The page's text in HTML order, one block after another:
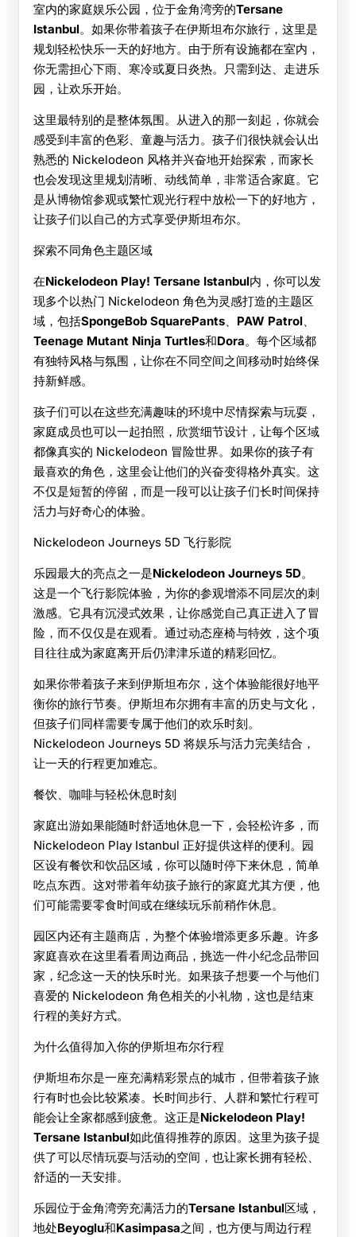
室内的家庭娱乐公园，位于金角湾旁的Tersane
Istanbul。如果你带着孩子在伊斯坦布尔旅行，这里是
规划轻松快乐一天的好地方。由于所有设施都在室内，
你无需担心下雨、寒冷或夏日炎热。只需到达、走进乐
园，让欢乐开始。
这里最特别的是整体氛围。从进入的那一刻起，你就会
感受到丰富的色彩、童趣与活力。孩子们很快就会认出
熟悉的 Nickelodeon 风格并兴奋地开始探索，而家长
也会发现这里规划清晰、动线简单，非常适合家庭。它
是从博物馆参观或繁忙观光行程中放松一下的好地方，
让孩子们以自己的方式享受伊斯坦布尔。
探索不同角色主题区域
在Nickelodeon Play! Tersane Istanbul内，你可以发
现多个以热门 Nickelodeon 角色为灵感打造的主题区
域，包括SpongeBob SquarePants、 PAW Patrol、
Teenage Mutant Ninja Turtles和Dora。每个区域都
有独特风格与氛围，让你在不同空间之间移动时始终保
持新鲜感。
孩子们可以在这些充满趣味的环境中尽情探索与玩耍，
家庭成员也可以一起拍照，欣赏细节设计，让每个区域
都像真实的 Nickelodeon 冒险世界。如果你的孩子有
最喜欢的角色，这里会让他们的兴奋变得格外真实。这
不仅是短暂的停留，而是一段可以让孩子们长时间保持
活力与好奇心的体验。
Nickelodeon Journeys 5D 飞行影院
乐园最大的亮点之一是Nickelodeon Journeys 5D。
这是一个飞行影院体验，为你的参观增添不同层次的刺
激感。它具有沉浸式效果，让你感觉自己真正进入了冒
险，而不仅仅是在观看。通过动态座椅与特效，这个项
目往往成为家庭离开后仍津津乐道的精彩回忆。
如果你带着孩子来到伊斯坦布尔，这个体验能很好地平
衡你的旅行节奏。伊斯坦布尔拥有丰富的历史与文化，
但孩子们同样需要专属于他们的欢乐时刻。
Nickelodeon Journeys 5D 将娱乐与活力完美结合，
让一天的行程更加难忘。
餐饮、咖啡与轻松休息时刻
家庭出游如果能随时舒适地休息一下，会轻松许多，而
Nickelodeon Play Istanbul 正好提供这样的便利。园
区设有餐饮和饮品区域，你可以随时停下来休息，简单
吃点东西。这对带着年幼孩子旅行的家庭尤其方便，他
们可能需要零食时间或在继续玩乐前稍作休息。
园区内还有主题商店，为整个体验增添更多乐趣。许多
家庭喜欢在这里看看周边商品，挑选一件小纪念品带回
家，纪念这一天的快乐时光。如果孩子想要一个与他们
喜爱的 Nickelodeon 角色相关的小礼物，这也是结束
行程的美好方式。
为什么值得加入你的伊斯坦布尔行程
伊斯坦布尔是一座充满精彩景点的城市，但带着孩子旅
行有时也会比较紧凑。长时间步行、人群和繁忙行程可
能会让全家都感到疲惫。这正是Nickelodeon Play!
Tersane Istanbul如此值得推荐的原因。这里为孩子提
供了可以尽情玩耍与活动的空间，也让家长拥有轻松、
舒适的一天安排。
乐园位于金角湾旁充满活力的Tersane Istanbul区域，
地处Beyoglu和Kasimpasa之间，也方便与周边行程